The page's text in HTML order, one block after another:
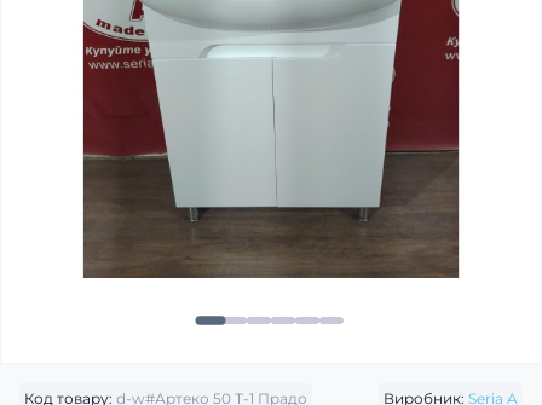
Код товару: d-w#Артеко 50 Т-1 Прадо Виробник: Seria A